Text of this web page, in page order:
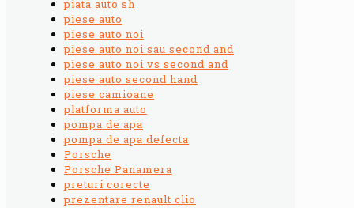
piata auto sh
piese auto
piese auto noi
piese auto noi sau second and
piese auto noi vs second and
piese auto second hand
piese camioane
platforma auto
pompa de apa
pompa de apa defecta
Porsche
Porsche Panamera
preturi corecte
prezentare renault clio